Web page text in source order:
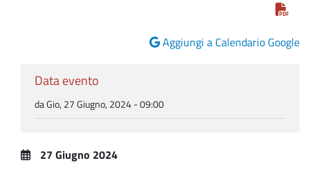
Aggiungi a Calendario Google
Data evento
da Gio, 27 Giugno, 2024 - 09:00
27 Giugno 2024